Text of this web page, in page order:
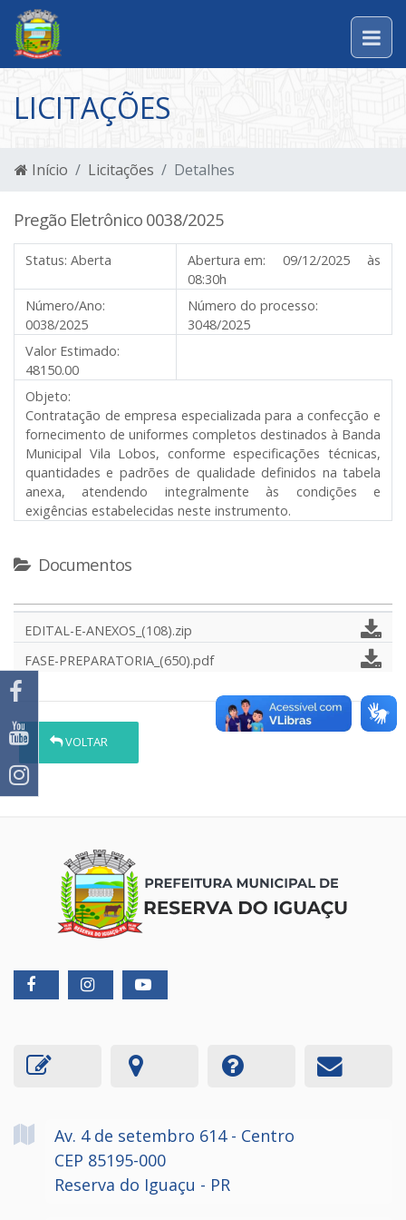
LICITAÇÕES
Início Licitações Detalhes
Pregão Eletrônico 0038/2025
Status: Aberta Abertura em: 09/12/2025 às
08:30h
Número/Ano:
0038/2025
Número do processo:
3048/2025
Valor Estimado:
48150.00
Objeto:
Contratação de empresa especializada para a confecção e
fornecimento de uniformes completos destinados à Banda
Municipal Vila Lobos, conforme especificações técnicas,
quantidades e padrões de qualidade definidos na tabela
anexa, atendendo integralmente às condições e
exigências estabelecidas neste instrumento.
Documentos
EDITAL-E-ANEXOS_(108).zip
FASE-PREPARATORIA_(650).pdf
VOLTAR
Av. 4 de setembro 614 - Centro
CEP 85195-000
Reserva do Iguaçu - PR